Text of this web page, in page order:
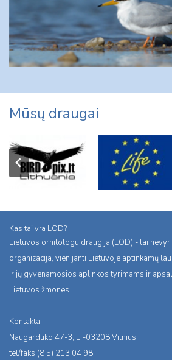
Mūsų draugai
Kas tai yra LOD?
Lietuvos ornitologu draugija (LOD) - tai
organizacija, vienijanti Lietuvoje aptinkamų
ir jų gyvenamosios aplinkos tyrimams ir
Lietuvos žmones.
Kontaktai:
Naugarduko 47-3, LT-03208 Vilnius,
tel/faks:(8 5) 213 04 98,